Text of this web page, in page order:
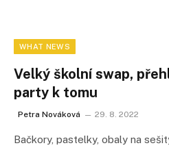
WHAT NEWS
Velký školní swap,
party k tomu
Petra Nováková 29. 8. 2022
Bačkory, pastelky, obaly na